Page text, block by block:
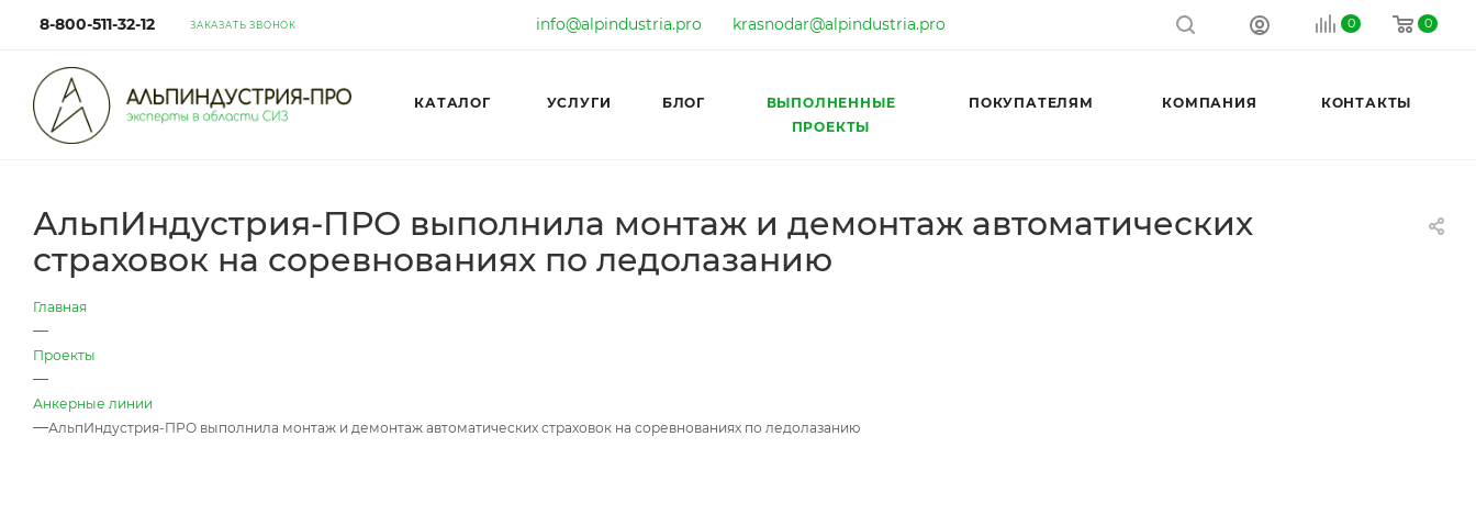
8-800-511-32-12 ЗАКАЗАТЬ ЗВОНОК info@alpindustria.pro krasnodar@alpindustria.pro 0 0
КАТАЛОГ УСЛУГИ БЛОГ
ВЫПОЛНЕННЫЕ
ПРОЕКТЫ
ПОКУПАТЕЛЯМ КОМПАНИЯ КОНТАКТЫ
АльпИндустрия-ПРО выполнила монтаж и демонтаж автоматических
страховок на соревнованиях по ледолазанию
Главная
—
Проекты
—
Анкерные линии
—АльпИндустрия-ПРО выполнила монтаж и демонтаж автоматических страховок на соревнованиях по ледолазанию